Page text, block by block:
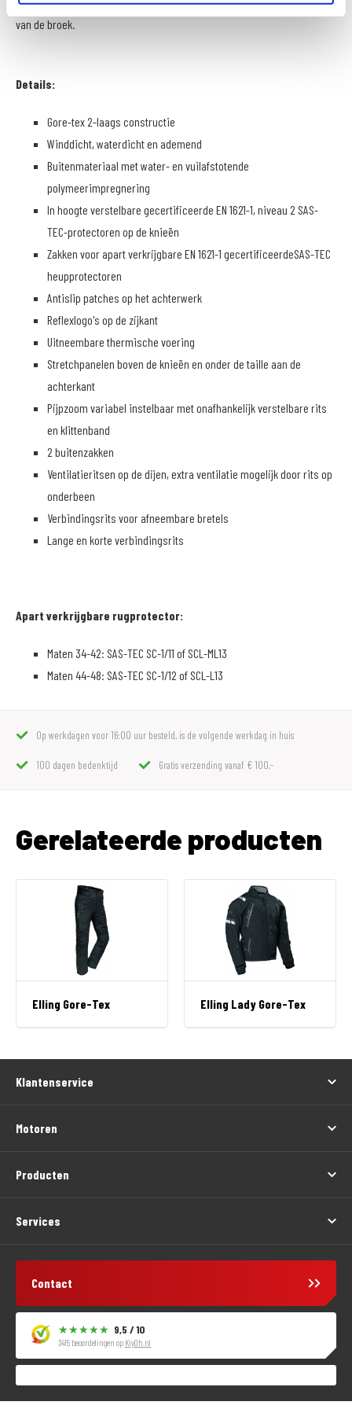
van de broek.
Details:
Gore-tex 2-laags constructie
Winddicht, waterdicht en ademend
Buitenmateriaal met water- en vuilafstotende
polymeerimpregnering
In hoogte verstelbare gecertificeerde EN 1621-1, niveau 2 SAS-
TEC-protectoren op de knieën
Zakken voor apart verkrijgbare EN 1621-1 gecertificeerdeSAS-TEC
heupprotectoren
Antislip patches op het achterwerk
Reflexlogo's op de zijkant
Uitneembare thermische voering
Stretchpanelen boven de knieën en onder de taille aan de
achterkant
Pijpzoom variabel instelbaar met onafhankelijk verstelbare rits
en klittenband
2 buitenzakken
Ventilatieritsen op de dijen, extra ventilatie mogelijk door rits op
onderbeen
Verbindingsrits voor afneembare bretels
Lange en korte verbindingsrits
Apart verkrijgbare rugprotector:
Maten 34-42: SAS-TEC SC-1/11 of SCL-ML13
Maten 44-48: SAS-TEC SC-1/12 of SCL-L13
Op werkdagen voor 16:00 uur besteld, is de volgende werkdag in huis
100 dagen bedenktijd Gratis verzending vanaf € 100,-
Gerelateerde producten
Elling Gore-Tex Elling Lady Gore-Tex
Klantenservice
Motoren
Producten
Services
Contact
9,5 / 10
3415 beoordelingen op KiyOh.nl